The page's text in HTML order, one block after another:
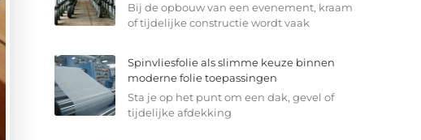
Bij de opbouw van een evenement, kraam
of tijdelijke constructie wordt vaak
Spinvliesfolie als slimme keuze binnen
moderne folie toepassingen
Sta je op het punt om een dak, gevel of
tijdelijke afdekking